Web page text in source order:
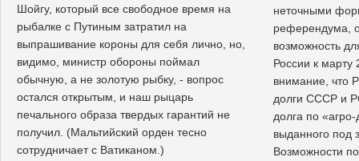
неточными
референдума,
возможность
России к
внимание, что
долги СССР и
долга по
выданного под
Возможности
Шойгу, который все свободное время на
рыбалке с Путиным затратил на
выпрашивание короны для себя лично, но,
видимо, министр обороны поймал
обычную, а не золотую рыбку, - вопрос
остался открытым, и наш рыцарь
печального образа твердых гарантий не
получил. (Мальтийский орден тесно
сотрудничает с Ватиканом.)